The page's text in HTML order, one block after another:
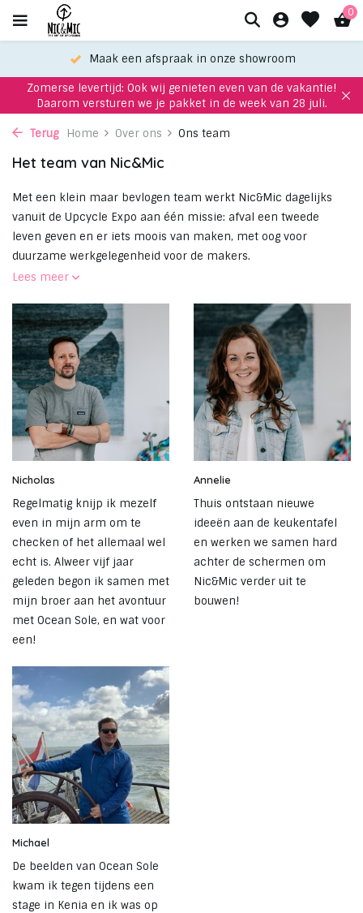
0
Maak een afspraak in onze showroom
Zomerse levertijd: Ook wij genieten even van de vakantie!
Daarom versturen we je pakket in de week van 28 juli.
Terug Home Over ons Ons team
Het team van Nic&Mic
Met een klein maar bevlogen team werkt Nic&Mic dagelijks
vanuit de Upcycle Expo aan één missie: afval een tweede
leven geven en er iets moois van maken, met oog voor
duurzame werkgelegenheid voor de makers.
Lees meer
Nicholas
Regelmatig knijp ik mezelf
even in mijn arm om te
checken of het allemaal wel
echt is. Alweer vijf jaar
geleden begon ik samen met
mijn broer aan het avontuur
met Ocean Sole, en wat voor
een!
Annelie
Thuis ontstaan nieuwe
ideeën aan de keukentafel
en werken we samen hard
achter de schermen om
Nic&Mic verder uit te
bouwen!
Michael
De beelden van Ocean Sole
kwam ik tegen tijdens een
stage in Kenia en ik was op